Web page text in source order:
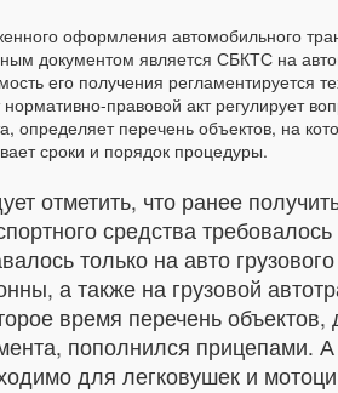
оформления автомобильного
документом является СБКТС на
его получения регламентируется
нормативно-правовой акт регулирует
определяет перечень объектов, на
сроки и порядок процедуры.
отметить, что ранее
средства
только на авто
а также на грузовой
время перечень
пополнился прицепами.
для легковушек и